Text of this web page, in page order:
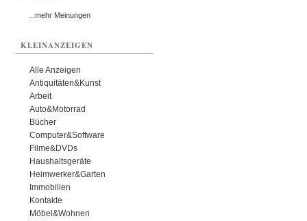
...mehr Meinungen
KLEINANZEIGEN
Alle Anzeigen
Antiquitäten&Kunst
Arbeit
Auto&Motorrad
Bücher
Computer&Software
Filme&DVDs
Haushaltsgeräte
Heimwerker&Garten
Immobilien
Kontakte
Möbel&Wohnen